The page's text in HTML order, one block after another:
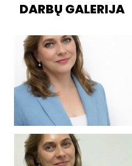
DARBŲ GALERIJA